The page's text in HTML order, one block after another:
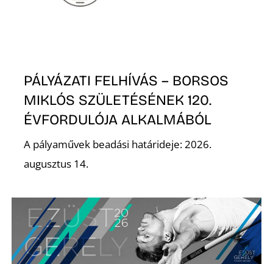
PÁLYÁZATI FELHÍVÁS – BORSOS
MIKLÓS SZÜLETÉSÉNEK 120.
ÉVFORDULÓJA ALKALMÁBÓL
A pályaművek beadási határideje: 2026.
augusztus 14.